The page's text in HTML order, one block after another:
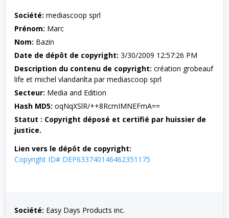
Société: mediascoop sprl
Prénom: Marc
Nom: Bazin
Date de dépôt de copyright: 3/30/2009 12:57:26 PM
Description du contenu de copyright: création grobeauf
life et michel vlandanlta par mediascoop sprl
Secteur: Media and Edition
Hash MD5: oqNqXSlR/++8RcmIMNEFmA==
Statut : Copyright déposé et certifié par huissier de
justice.
Lien vers le dépôt de copyright:
Copyright ID# DEP633740146462351175
Société: Easy Days Products inc.